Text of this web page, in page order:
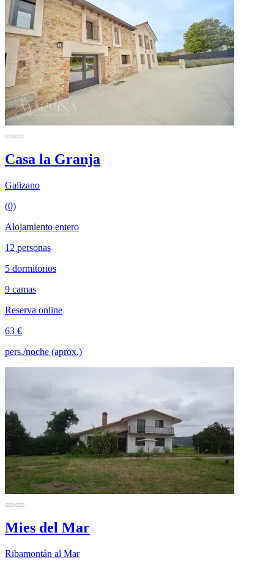
Casa la Granja
Galizano
(0)
Alojamiento entero
12 personas
5 dormitorios
9 camas
Reserva online
63 €
pers./noche (aprox.)
Mies del Mar
Ribamontán al Mar